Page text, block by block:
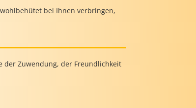
bei Ihnen verbringen,
der Zuwendung, der Freundlichkeit